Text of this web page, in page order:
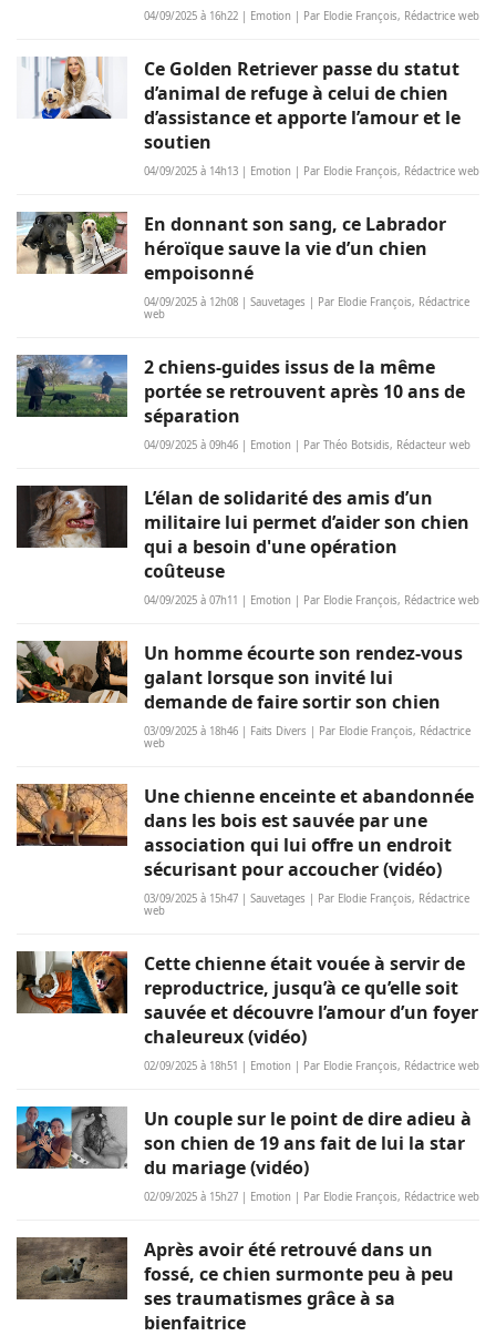
04/09/2025 à 16h22 | Emotion | Par Elodie François, Rédactrice web
Ce Golden Retriever passe du statut
d’animal de refuge à celui de chien
d’assistance et apporte l’amour et le
soutien
04/09/2025 à 14h13 | Emotion | Par Elodie François, Rédactrice web
En donnant son sang, ce Labrador
héroïque sauve la vie d’un chien
empoisonné
04/09/2025 à 12h08 | Sauvetages | Par Elodie François, Rédactrice
web
2 chiens-guides issus de la même
portée se retrouvent après 10 ans de
séparation
04/09/2025 à 09h46 | Emotion | Par Théo Botsidis, Rédacteur web
L’élan de solidarité des amis d’un
militaire lui permet d’aider son chien
qui a besoin d'une opération
coûteuse
04/09/2025 à 07h11 | Emotion | Par Elodie François, Rédactrice web
Un homme écourte son rendez-vous
galant lorsque son invité lui
demande de faire sortir son chien
03/09/2025 à 18h46 | Faits Divers | Par Elodie François, Rédactrice
web
Une chienne enceinte et abandonnée
dans les bois est sauvée par une
association qui lui offre un endroit
sécurisant pour accoucher (vidéo)
03/09/2025 à 15h47 | Sauvetages | Par Elodie François, Rédactrice
web
Cette chienne était vouée à servir de
reproductrice, jusqu’à ce qu’elle soit
sauvée et découvre l’amour d’un foyer
chaleureux (vidéo)
02/09/2025 à 18h51 | Emotion | Par Elodie François, Rédactrice web
Un couple sur le point de dire adieu à
son chien de 19 ans fait de lui la star
du mariage (vidéo)
02/09/2025 à 15h27 | Emotion | Par Elodie François, Rédactrice web
Après avoir été retrouvé dans un
fossé, ce chien surmonte peu à peu
ses traumatismes grâce à sa
bienfaitrice